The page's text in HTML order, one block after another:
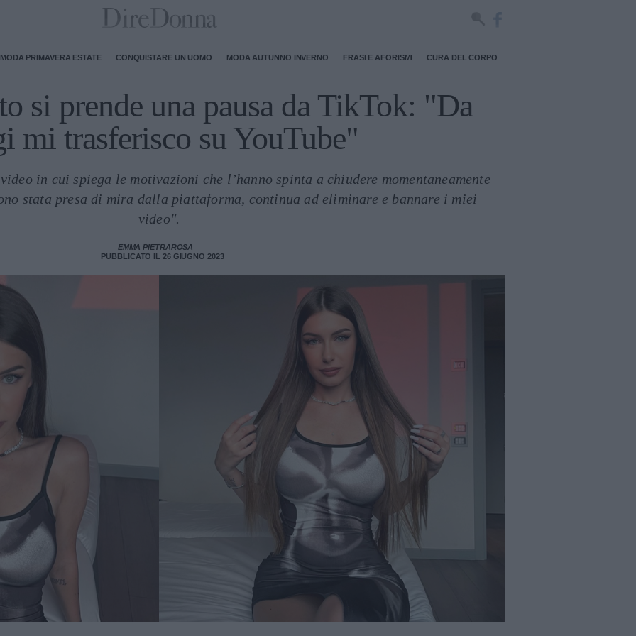
MODA PRIMAVERA ESTATE CONQUISTARE UN UOMO MODA AUTUNNO INVERNO FRASI E AFORISMI CURA DEL CORPO
si prende una pausa da TikTok: "Da
mi trasferisco su YouTube"
in cui spiega le motivazioni che l’hanno spinta a chiudere momentaneamente
stata presa di mira dalla piattaforma, continua ad eliminare e bannare i miei
video".
EMMA PIETRAROSA
PUBBLICATO IL 26 GIUGNO 2023